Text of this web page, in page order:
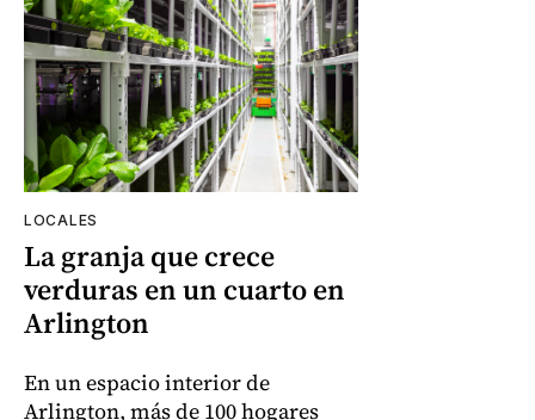
LOCALES
La granja que crece
verduras en un cuarto en
Arlington
En un espacio interior de
Arlington, más de 100 hogares